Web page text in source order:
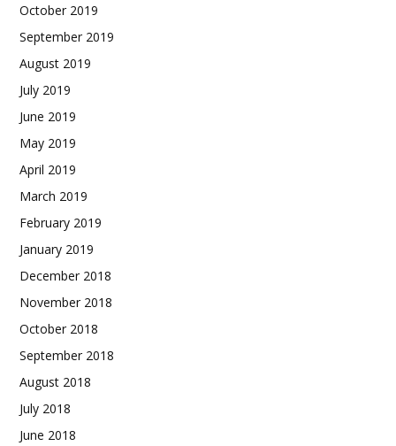
October 2019
September 2019
August 2019
July 2019
June 2019
May 2019
April 2019
March 2019
February 2019
January 2019
December 2018
November 2018
October 2018
September 2018
August 2018
July 2018
June 2018